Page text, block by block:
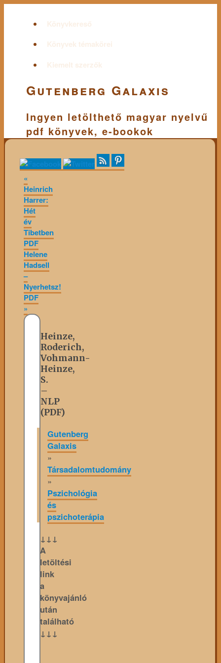
Könyvkereső
Könyvek témakörei
Kiemelt szerzők
Gutenberg Galaxis
Ingyen letölthető magyar nyelvű
pdf könyvek, e-bookok
«
Heinrich
Harrer:
Hét
év
Tibetben
PDF
Helene
Hadsell
–
Nyerhetsz!
PDF
»
Heinze,
Roderich,
Vohmann-
Heinze,
S.
–
NLP
(PDF)
Gutenberg
Galaxis
»
Társadalomtudomány
»
Pszichológia
és
pszichoterápia
↓↓↓
A
letöltési
link
a
könyvajánló
után
található
↓↓↓